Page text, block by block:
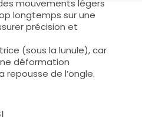
mouvements légers
longtemps sur une
précision et
(sous la lunule), car
déformation
de l’ongle.